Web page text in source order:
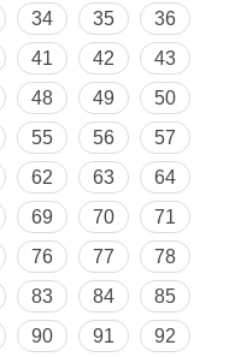
34 35
36
41 42
43
48 49
50
55 56
57
62 63
64
69 70
71
76 77
78
83 84
85
90 91
92